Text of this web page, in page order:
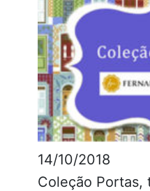
14/10/2018
Coleção Portas,